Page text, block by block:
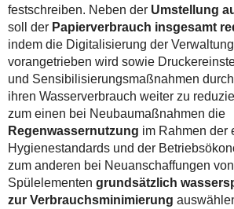
festschreiben. Neben der Umstellung
soll der Papierverbrauch insgesamt
indem die Digitalisierung der
vorangetrieben wird sowie
und Sensibilisierungsmaßnahmen
ihren Wasserverbrauch weiter zu
zum einen bei Neubaumaßnahmen die
Regenwassernutzung im Rahmen der
Hygienestandards und der
zum anderen bei Neuanschaffungen
Spülelementen grundsätzlich
zur Verbrauchsminimierung